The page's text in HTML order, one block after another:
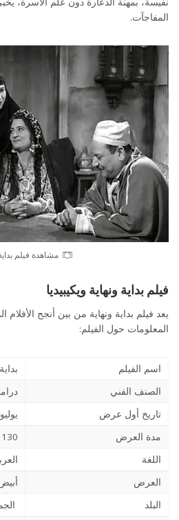
المفاجآت.
مشاهدة فيلم
فيلم بداية ونهاية ويكيبيديا
يعد فيلم بداية ونهاية من بين أنجح الأفلام
المعلومات حول الفيلم:
اسم الفيلم
الصنف الفني
تاريخ أول عرض
يوليو 1960
مدة العرض
130 دقيقة
اللغة
العرض
البلد